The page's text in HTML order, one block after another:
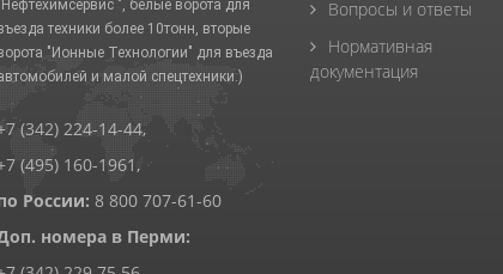
", белые ворота для
техники более 10тонн, вторые
"Ионные Технологии" для въезда
и малой спецтехники.)
(342) 224-14-44,
(495) 160-1961 ,
России: 8 800 707-61-60
номера в Перми:
Вопросы и ответы
Нормативная
документация